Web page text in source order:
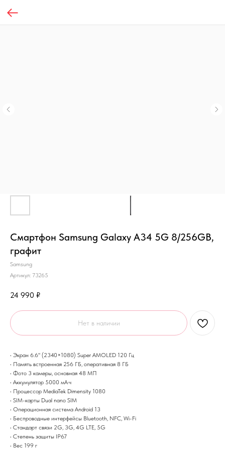
Смартфон Samsung Galaxy A34 5G 8/256GB,
графит
Samsung
Артикул: 73265
24 990 ₽
Нет в наличии
• Экран 6.6" (2340×1080) Super AMOLED 120 Гц
• Память встроенная 256 ГБ, оперативная 8 ГБ
• Фото 3 камеры, основная 48 МП
• Аккумулятор 5000 мА·ч
• Процессор MediaTek Dimensity 1080
• SIM-карты Dual nano SIM
• Операционная система Android 13
• Беспроводные интерфейсы Bluetooth, NFC, Wi-Fi
• Стандарт связи 2G, 3G, 4G LTE, 5G
• Степень защиты IP67
• Вес 199 г